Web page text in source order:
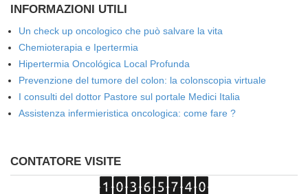
INFORMAZIONI UTILI
Un check up oncologico che può salvare la vita
Chemioterapia e Ipertermia
Hipertermia Oncológica Local Profunda
Prevenzione del tumore del colon: la colonscopia virtuale
I consulti del dottor Pastore sul portale Medici Italia
Assistenza infermieristica oncologica: come fare ?
CONTATORE VISITE